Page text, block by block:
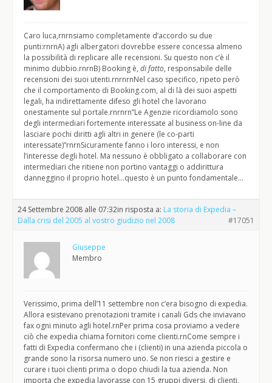
Caro luca,rnrnsiamo completamente d’accordo su due
punti:rnrnA) agli albergatori dovrebbe essere concessa almeno
la possibilità di replicare alle recensioni. Su questo non c’è il
minimo dubbio.rnrnB) Booking è, di fatto, responsabile delle
recensioni dei suoi utenti.rnrnrnNel caso specifico, ripeto però
che il comportamento di Booking.com, al di là dei suoi aspetti
legali, ha indirettamente difeso gli hotel che lavorano
onestamente sul portale.rnrnrn”Le Agenzie ricordiamolo sono
degli intermediari fortemente interessate al business on-line da
lasciare pochi diritti agli altri in genere (le co-parti
interessate)”rnrnSicuramente fanno i loro interessi, e non
l’interesse degli hotel. Ma nessuno è obbligato a collaborare con
intermediari che ritiene non portino vantaggi o addirittura
danneggino il proprio hotel…questo è un punto fondamentale…
24 Settembre 2008 alle 07:32in risposta a: La storia di Expedia –
Dalla crisi del 2005 al vostro giudizio nel 2008
#17051
Giuseppe
Membro
Verissimo, prima dell’11 settembre non c’era bisogno di expedia.
Allora esistevano prenotazioni tramite i canali Gds che inviavano
fax ogni minuto agli hotel.rnPer prima cosa proviamo a vedere
ciò che expedia chiama fornitori come clienti.rnCome sempre i
fatti di Expedia confermano che i (clienti) in una azienda piccola o
grande sono la risorsa numero uno. Se non riesci a gestire e
curare i tuoi clienti prima o dopo chiudi la tua azienda. Non
importa che expedia lavorasse con 15 gruppi diversi, di clienti,